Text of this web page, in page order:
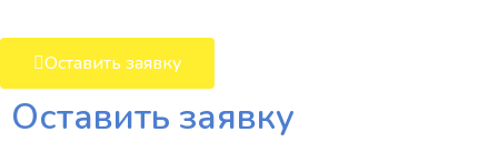
Оставить заявку
Оставить заявку